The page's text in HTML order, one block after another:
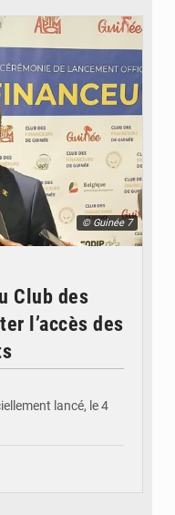
© Guinée 7
Club des
l’accès des
lancé, le 4